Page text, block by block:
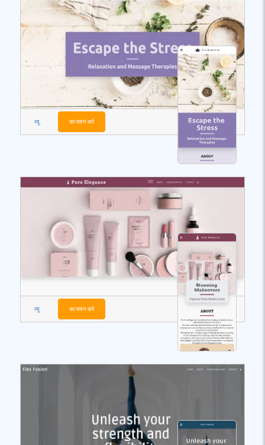
व्यू का चयन करें
व्यू का चयन करें